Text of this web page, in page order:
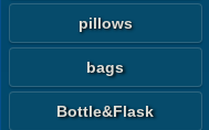
pillows
bags
Bottle&Flask